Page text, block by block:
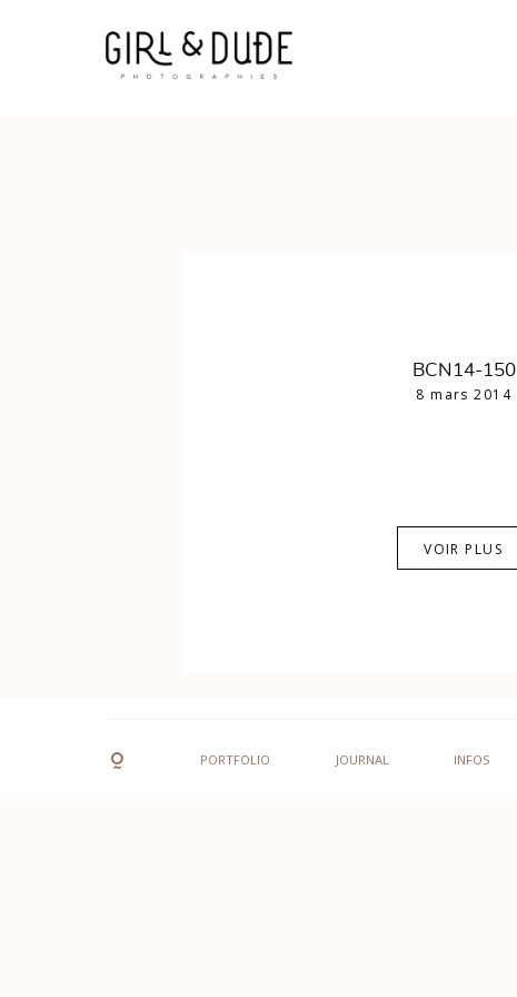
BCN14-150
8 mars 2014
VOIR PLUS
PORTFOLIO JOURNAL INFOS